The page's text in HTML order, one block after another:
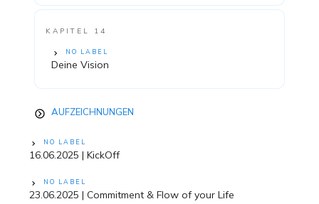
KAPITEL 14
NO LABEL
Deine Vision
AUFZEICHNUNGEN
NO LABEL
16.06.2025 | KickOff
NO LABEL
23.06.2025 | Commitment & Flow of your Life